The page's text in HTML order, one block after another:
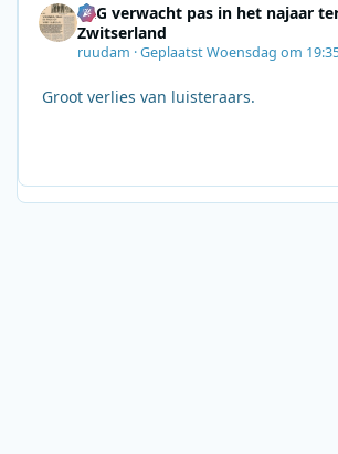
SRG verwacht pas in het najaar
Zwitserland
ruudam ·GeplaatstWoensdag om
Groot verlies van luisteraars.